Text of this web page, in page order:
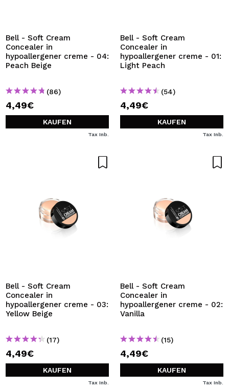
Durch die Erstellung eines Kontos bei Maquillalia.de
können Sie Ihre Einkäufe schnell tätigen, den Status Ihrer
Bestellungen überprüfen und Ihre bisherigen Vorgänge
einsehen.
BENUTZERKONTO ERSTELLEN
Bell - Soft Cream
Concealer in
hypoallergener creme - 04:
Peach Beige
(86)
4,49€
KAUFEN
Tax Inb.
Bell - Soft Cream
Concealer in
hypoallergener creme - 01:
Light Peach
(54)
4,49€
KAUFEN
Tax Inb.
Bell - Soft Cream
Concealer in
hypoallergener creme - 03:
Yellow Beige
(17)
4,49€
KAUFEN
Tax Inb.
Bell - Soft Cream
Concealer in
hypoallergener creme - 02:
Vanilla
(15)
4,49€
KAUFEN
Tax Inb.